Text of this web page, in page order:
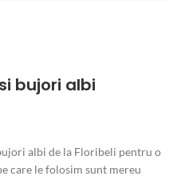
bujori albi
albi de la Floribeli pentru o
care le folosim sunt mereu